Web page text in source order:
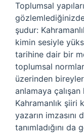
Toplumsal
şudur:
kimin sesiyle
tarihine dair bir
toplumsal
üzerinden
anlamaya çalışan
Kahramanlık şiiri
yazarın imzasını
tanımladığını da